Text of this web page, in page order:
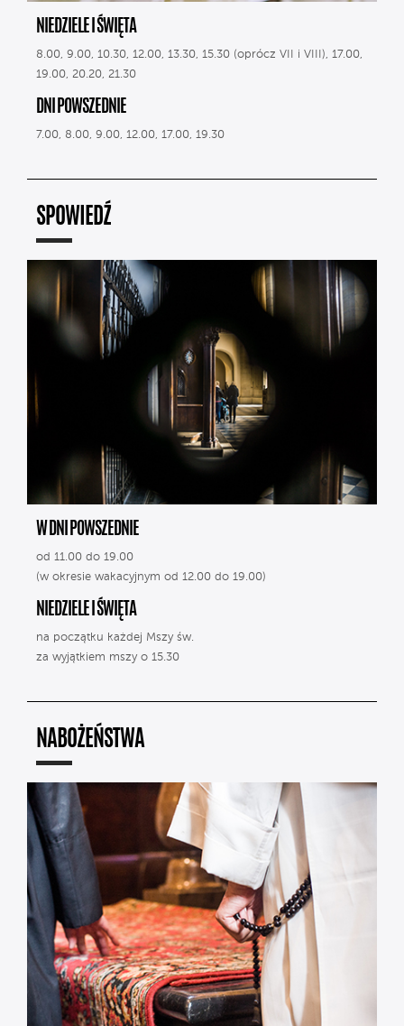
NIEDZIELE I ŚWIĘTA
8.00, 9.00, 10.30, 12.00, 13.30, 15.30 (oprócz VII i VIII), 17.00,
19.00, 20.20, 21.30
DNI POWSZEDNIE
7.00, 8.00, 9.00, 12.00, 17.00, 19.30
SPOWIEDŹ
W DNI POWSZEDNIE
od 11.00 do 19.00
(w okresie wakacyjnym od 12.00 do 19.00)
NIEDZIELE I ŚWIĘTA
na początku każdej Mszy św.
za wyjątkiem mszy o 15.30
NABOŻEŃSTWA